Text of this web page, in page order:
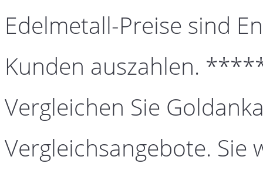
Edelmetall-Preise sind
Kunden auszahlen.
Vergleichen Sie
Vergleichsangebote. Sie